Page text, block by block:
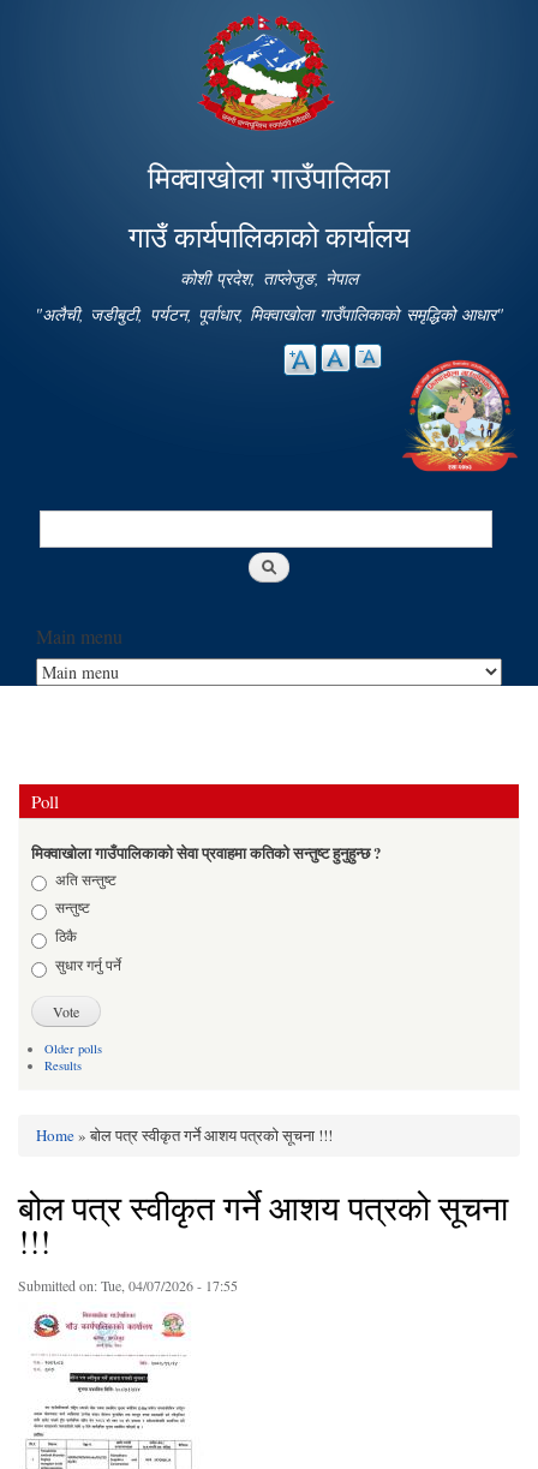
main
content
मिक्वाखोला गाउँपालिका
गाउँ कार्यपालिकाको कार्यालय
कोशी प्रदेश, ताप्लेजुङ, नेपाल
"अलैची, जडीबुटी, पर्यटन, पूर्वाधार, मिक्वाखोला गाउँपालिकाको समृद्धिको आधार"
Search
Main menu
Poll
मिक्वाखोला गाउँपालिकाको सेवा प्रवाहमा कतिको सन्तुष्ट हुनुहुन्छ ?
Choicesअति सन्तुष्ट
सन्तुष्ट
ठिकै
सुधार गर्नु पर्ने
Older polls
Results
You are here
Home» बोल पत्र स्वीकृत गर्ने आशय पत्रको सूचना !!!
बोल पत्र स्वीकृत गर्ने आशय पत्रको सूचना
!!!
Submitted on:Tue, 04/07/2026 - 17:55